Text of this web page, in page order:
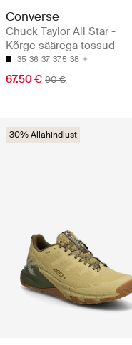
Converse
Chuck Taylor All Star -
Kõrge säärega tossud
35 36 37 37.5 38
67.50 € 90 €
30% Allahindlust